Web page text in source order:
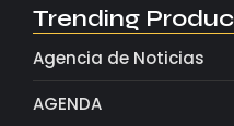
Trending
Agencia de Noticias
AGENDA